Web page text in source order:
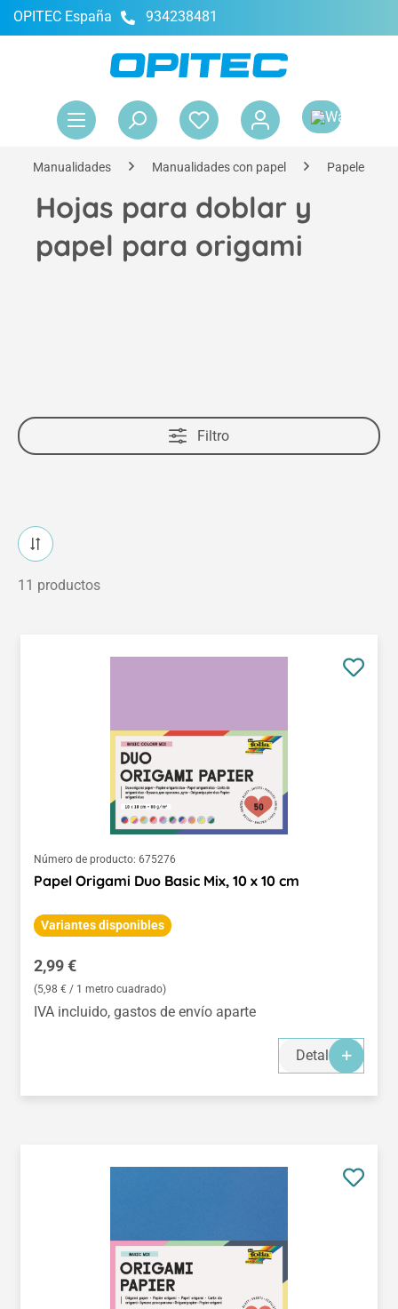
principal
OPITEC España 934238481
Manualidades Manualidades con papel Papeles
Hojas para doblar y
papel para origami
Filtro
11 productos
Número de producto: 675276
Papel Origami Duo Basic Mix, 10 x 10 cm
Variantes disponibles
Precio normal:
2,99 €
(5,98 € / 1 metro cuadrado)
IVA incluido, gastos de envío aparte
Detalles